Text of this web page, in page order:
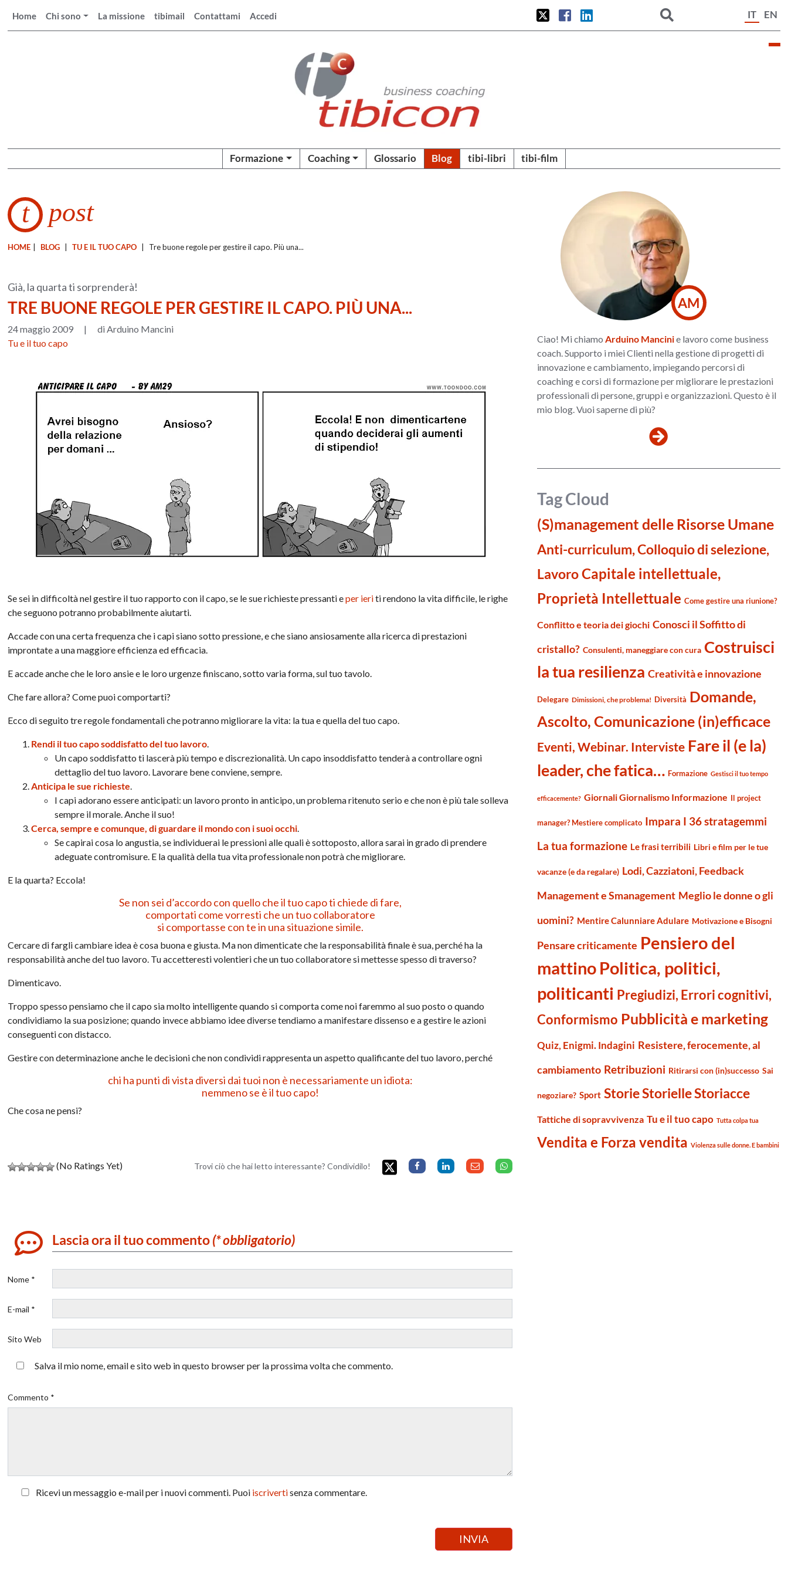
Home Chi sono La missione tibimail Contattami Accedi IT EN
Formazione Coaching Glossario Blog tibi-libri tibi-film
t post
HOME BLOG TU E IL TUO CAPO Tre buone regole per gestire il capo. Più una...
Già, la quarta ti sorprenderà!
TRE BUONE REGOLE PER GESTIRE IL CAPO. PIÙ UNA...
24 maggio 2009 |
di Arduino Mancini
Tu e il tuo capo
Se sei in difficoltà nel gestire il tuo rapporto con il capo, se le sue richieste pressanti eper ieriti rendono la vita difficile, le righe
che seguono potranno probabilmente aiutarti.
Accade con una certa frequenza che i capi siano sotto pressione, e che siano ansiosamente alla ricerca di prestazioni
improntate a una maggiore efficienza ed efficacia.
E accade anche che le loro ansie e le loro urgenze finiscano, sotto varia forma, sul tuo tavolo.
Che fare allora? Come puoi comportarti?
Ecco di seguito tre regole fondamentali che potranno migliorare la vita: la tua e quella del tuo capo.
Rendi il tuo capo soddisfatto del tuo lavoro.
Un capo soddisfatto ti lascerà più tempo e discrezionalità. Un capo insoddisfatto tenderà a controllare ogni
dettaglio del tuo lavoro. Lavorare bene conviene, sempre.
Anticipa le sue richieste.
I capi adorano essere anticipati: un lavoro pronto in anticipo, un problema ritenuto serio e che non è più tale solleva
sempre il morale. Anche il suo!
Cerca, sempre e comunque, di guardare il mondo con i suoi occhi.
Se capirai cosa lo angustia, se individuerai le pressioni alle quali è sottoposto, allora sarai in grado di prendere
adeguate contromisure. E la qualità della tua vita professionale non potrà che migliorare.
E la quarta? Eccola!
Se non sei d’accordo con quello che il tuo capo ti chiede di fare,
comportati come vorresti che un tuo collaboratore
si comportasse con te in una situazione simile.
Cercare di fargli cambiare idea è cosa buona e giusta. Ma non dimenticate che la responsabilità finale è sua, perché ha la
responsabilità anche del tuo lavoro. Tu accetteresti volentieri che un tuo collaboratore si mettesse spesso di traverso?
Dimenticavo.
Troppo spesso pensiamo che il capo sia molto intelligente quando si comporta come noi faremmo al suo posto o quando
condividiamo la sua posizione; quando invece abbiamo idee diverse tendiamo a manifestare dissenso e a gestire le azioni
conseguenti con distacco.
Gestire con determinazione anche le decisioni che non condividi rappresenta un aspetto qualificante del tuo lavoro, perché
chi ha punti di vista diversi dai tuoi non è necessariamente un idiota:
nemmeno se è il tuo capo!
Che cosa ne pensi?
(No Ratings Yet) Trovi ciò che hai letto interessante? Condividilo!
Lascia ora il tuo commento(* obbligatorio)
Nome *
E-mail *
Sito Web
Salva il mio nome, email e sito web in questo browser per la prossima volta che commento.
Commento *
Ricevi un messaggio e-mail per i nuovi commenti. Puoi iscrivertisenza commentare.
AM
Ciao! Mi chiamo Arduino Mancinie lavoro come business
coach. Supporto i miei Clienti nella gestione di progetti di
innovazione e cambiamento, impiegando percorsi di
coaching e corsi di formazione per migliorare le prestazioni
professionali di persone, gruppi e organizzazioni. Questo è il
mio blog. Vuoi saperne di più?
Tag Cloud
(S)management delle Risorse Umane
Anti-curriculum, Colloquio di selezione,
LavoroCapitale intellettuale,
Proprietà Intellettuale Come gestire una riunione?
Conflitto e teoria dei giochi Conosci il Soffitto di
cristallo? Consulenti, maneggiare con cura Costruisci
la tua resilienza Creatività e innovazione
Delegare Dimissioni, che problema! Diversità Domande,
Ascolto, Comunicazione (in)efficace
Eventi, Webinar. Interviste Fare il (e la)
leader, che fatica… Formazione Gestisci il tuo tempo
efficacemente? Giornali Giornalismo Informazione Il project
manager? Mestiere complicato Impara I 36 stratagemmi
La tua formazione Le frasi terribili Libri e film per le tue
vacanze (e da regalare) Lodi, Cazziatoni, Feedback
Management e Smanagement Meglio le donne o gli
uomini? Mentire Calunniare Adulare Motivazione e Bisogni
Pensare criticamente Pensiero del
mattino Politica, politici,
politicanti Pregiudizi, Errori cognitivi,
Conformismo Pubblicità e marketing
Quiz, Enigmi. Indagini Resistere, ferocemente, al
cambiamento Retribuzioni Ritirarsi con (in)successo Sai
negoziare? Sport Storie Storielle Storiacce
Tattiche di sopravvivenza Tu e il tuo capo Tutta colpa tua
Vendita e Forza vendita Violenza sulle donne. E bambini